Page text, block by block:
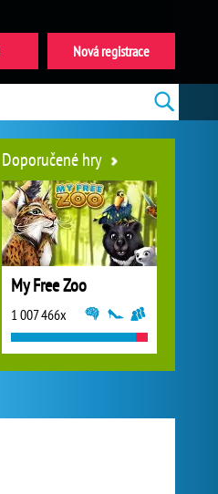
Doporučené hry
My Free Zoo
1 007 466x
Nová registrace